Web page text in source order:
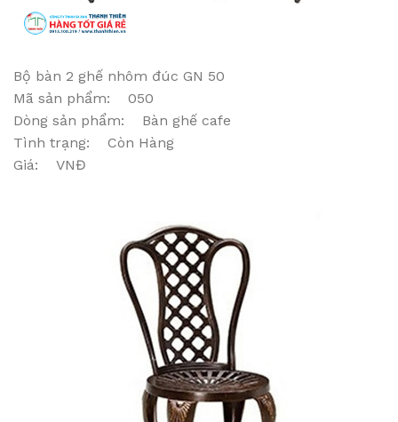
Bộ bàn 2 ghế nhôm đúc GN 50
Mã sản phẩm: 050
Dòng sản phẩm: Bàn ghế cafe
Tình trạng: Còn Hàng
Giá: VNĐ